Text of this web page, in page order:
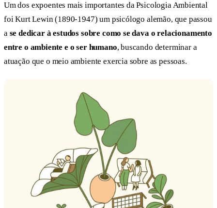
Um dos expoentes mais importantes da Psicologia Ambiental
foi Kurt Lewin (1890-1947) um psicólogo alemão, que passou
a se dedicar à estudos sobre como se dava o relacionamento
entre o ambiente e o ser humano, buscando determinar a
atuação que o meio ambiente exercia sobre as pessoas.